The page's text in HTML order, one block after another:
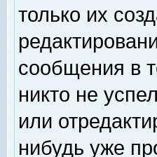
только их
сообщения в
никто не
или
нибудь уже